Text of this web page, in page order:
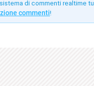
di commenti realtime
commenti!